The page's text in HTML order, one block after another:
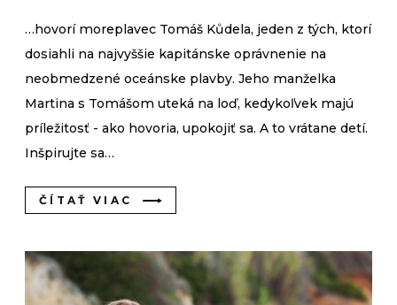
…hovorí moreplavec Tomáš Kůdela, jeden z tých, ktorí
dosiahli na najvyššie kapitánske oprávnenie na
neobmedzené oceánske plavby. Jeho manželka
Martina s Tomášom uteká na loď, kedykoľvek majú
príležitosť - ako hovoria, upokojiť sa. A to vrátane detí.
Inšpirujte sa…
ČÍTAŤ VIAC